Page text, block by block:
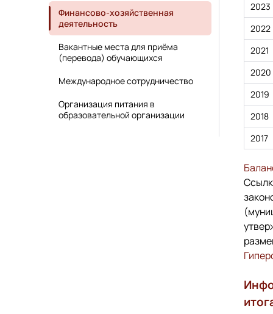
Финансово-хозяйственная
деятельность
Вакантные места для приёма
(перевода) обучающихся
Международное сотрудничество
Организация питания в
образовательной организации
2023
2022
2021
2020
2019
2018
2017